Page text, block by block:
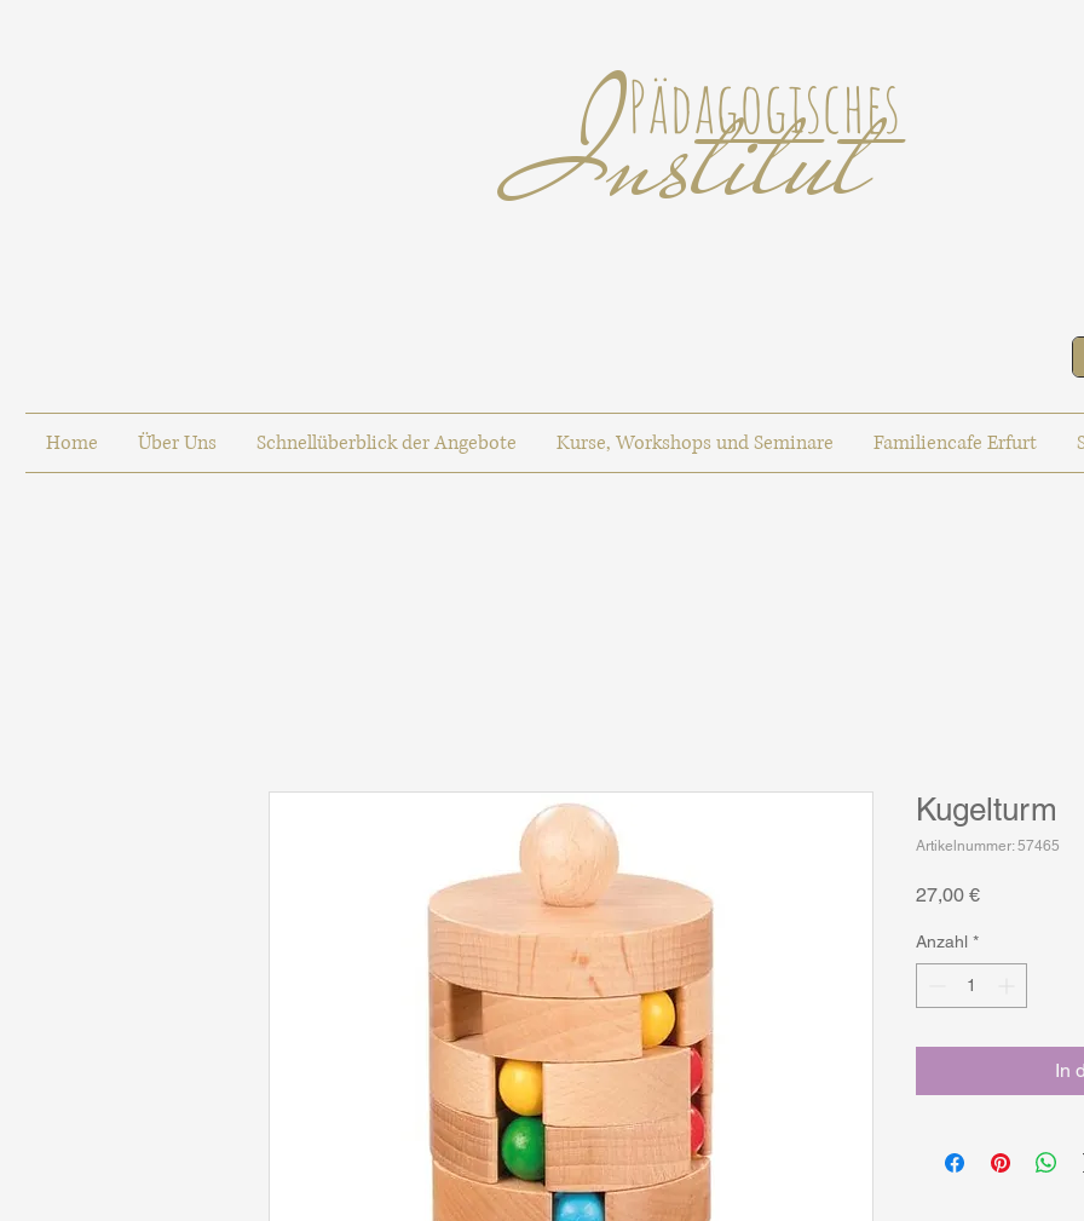
Pädagogisches
Institut
Home Über Uns Schnellüberblick der Angebote Kurse, Workshops und Seminare Familiencafe Erfurt
Kugelturm
Artikelnummer: 57465
27,00 €Preis
Anzahl *
In